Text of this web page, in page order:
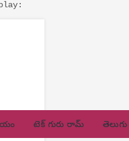
టెక్ గురు రామ్